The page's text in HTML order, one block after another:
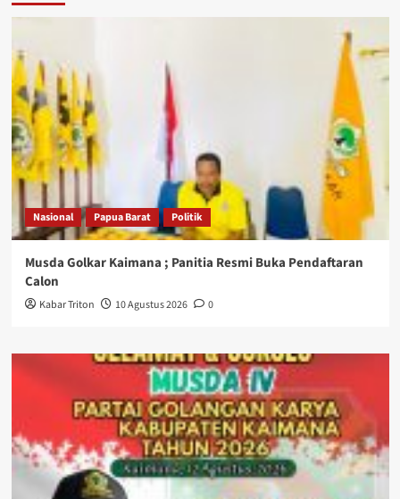
Nasional Papua Barat Politik
Musda Golkar Kaimana ; Panitia Resmi Buka Pendaftaran
Calon
Kabar Triton 10 Agustus 2026 0